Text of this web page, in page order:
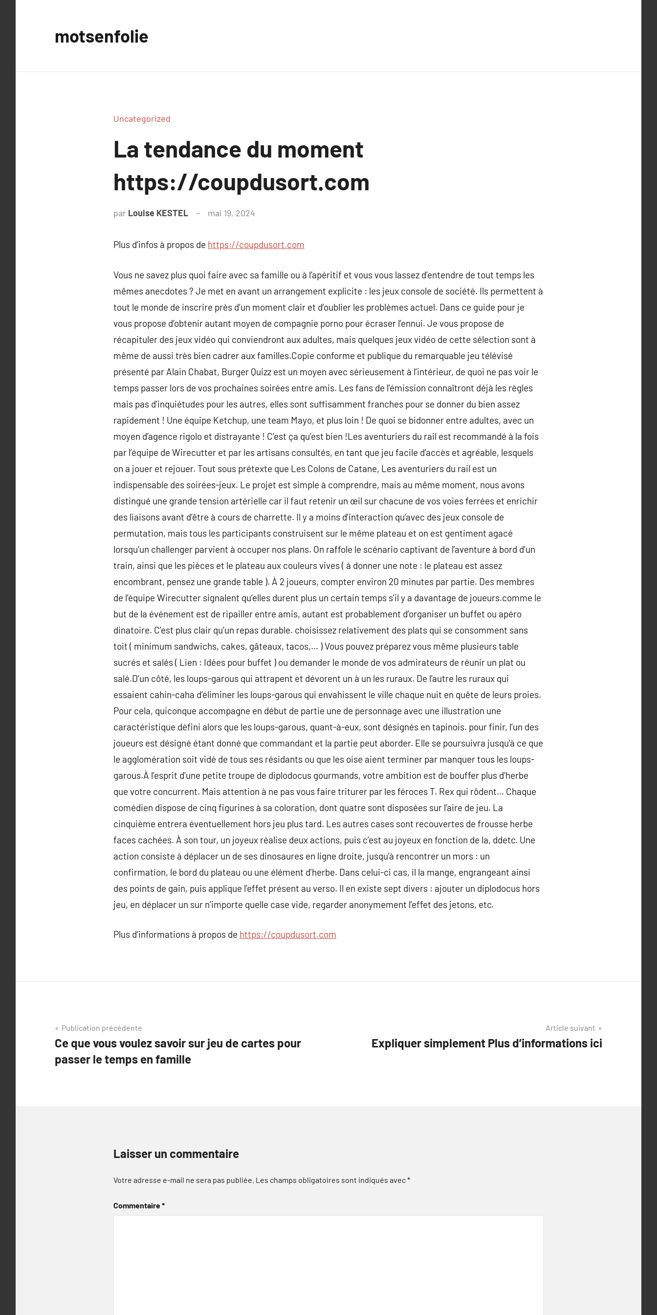
motsenfolie
Uncategorized
La tendance du moment
https://coupdusort.com
par Louise KESTEL mai 19, 2024
Plus d’infos à propos de https://coupdusort.com
Vous ne savez plus quoi faire avec sa famille ou à l’apéritif et vous vous lassez d’entendre de tout temps les
mêmes anecdotes ? Je met en avant un arrangement explicite : les jeux console de société. Ils permettent à
tout le monde de inscrire près d’un moment clair et d’oublier les problèmes actuel. Dans ce guide pour je
vous propose d’obtenir autant moyen de compagnie porno pour écraser l’ennui. Je vous propose de
récapituler des jeux vidéo qui conviendront aux adultes, mais quelques jeux vidéo de cette sélection sont à
même de aussi très bien cadrer aux familles.Copie conforme et publique du remarquable jeu télévisé
présenté par Alain Chabat, Burger Quizz est un moyen avec sérieusement à l’intérieur, de quoi ne pas voir le
temps passer lors de vos prochaines soirées entre amis. Les fans de l’émission connaîtront déjà les règles
mais pas d’inquiétudes pour les autres, elles sont suffisamment franches pour se donner du bien assez
rapidement ! Une équipe Ketchup, une team Mayo, et plus loin ! De quoi se bidonner entre adultes, avec un
moyen d’agence rigolo et distrayante ! C’est ça qu’est bien !Les aventuriers du rail est recommandé à la fois
par l’équipe de Wirecutter et par les artisans consultés, en tant que jeu facile d’accès et agréable, lesquels
on a jouer et rejouer. Tout sous prétexte que Les Colons de Catane, Les aventuriers du rail est un
indispensable des soirées-jeux. Le projet est simple à comprendre, mais au même moment, nous avons
distingué une grande tension artérielle car il faut retenir un œil sur chacune de vos voies ferrées et enrichir
des liaisons avant d’être à cours de charrette. Il y a moins d’interaction qu’avec des jeux console de
permutation, mais tous les participants construisent sur le même plateau et on est gentiment agacé
lorsqu’un challenger parvient à occuper nos plans. On raffole le scénario captivant de l’aventure à bord d’un
train, ainsi que les pièces et le plateau aux couleurs vives ( à donner une note : le plateau est assez
encombrant, pensez une grande table ). À 2 joueurs, compter environ 20 minutes par partie. Des membres
de l’équipe Wirecutter signalent qu’elles durent plus un certain temps s’il y a davantage de joueurs.comme le
but de la événement est de ripailler entre amis, autant est probablement d’organiser un buffet ou apéro
dinatoire. C’est plus clair qu’un repas durable. choisissez relativement des plats qui se consomment sans
toit ( minimum sandwichs, cakes, gâteaux, tacos,… ) Vous pouvez préparez vous même plusieurs table
sucrés et salés ( Lien : Idées pour buffet ) ou demander le monde de vos admirateurs de réunir un plat ou
salé.D’un côté, les loups-garous qui attrapent et dévorent un à un les ruraux. De l’autre les ruraux qui
essaient cahin-caha d’éliminer les loups-garous qui envahissent le ville chaque nuit en quête de leurs proies.
Pour cela, quiconque accompagne en début de partie une de personnage avec une illustration une
caractéristique défini alors que les loups-garous, quant-à-eux, sont désignés en tapinois. pour finir, l’un des
joueurs est désigné étant donné que commandant et la partie peut aborder. Elle se poursuivra jusqu’à ce que
le agglomération soit vidé de tous ses résidants ou que les oise aient terminer par manquer tous les loups-
garous.À l’esprit d’une petite troupe de diplodocus gourmands, votre ambition est de bouffer plus d’herbe
que votre concurrent. Mais attention à ne pas vous faire triturer par les féroces T. Rex qui rôdent… Chaque
comédien dispose de cinq figurines à sa coloration, dont quatre sont disposées sur l’aire de jeu. La
cinquième entrera éventuellement hors jeu plus tard. Les autres cases sont recouvertes de frousse herbe
faces cachées. À son tour, un joyeux réalise deux actions, puis c’est au joyeux en fonction de la, ddetc. Une
action consiste à déplacer un de ses dinosaures en ligne droite, jusqu’à rencontrer un mors : un
confirmation, le bord du plateau ou une élément d’herbe. Dans celui-ci cas, il la mange, engrangeant ainsi
des points de gain, puis applique l’effet présent au verso. Il en existe sept divers : ajouter un diplodocus hors
jeu, en déplacer un sur n’importe quelle case vide, regarder anonymement l’effet des jetons, etc.
Plus d’informations à propos de https://coupdusort.com
Navigation
de
l’article
Publication précédente
Ce que vous voulez savoir sur jeu de cartes pour
passer le temps en famille
Article suivant
Expliquer simplement Plus d’informations ici
Laisser un commentaire
Votre adresse e-mail ne sera pas publiée. Les champs obligatoires sont indiqués avec*
Commentaire*